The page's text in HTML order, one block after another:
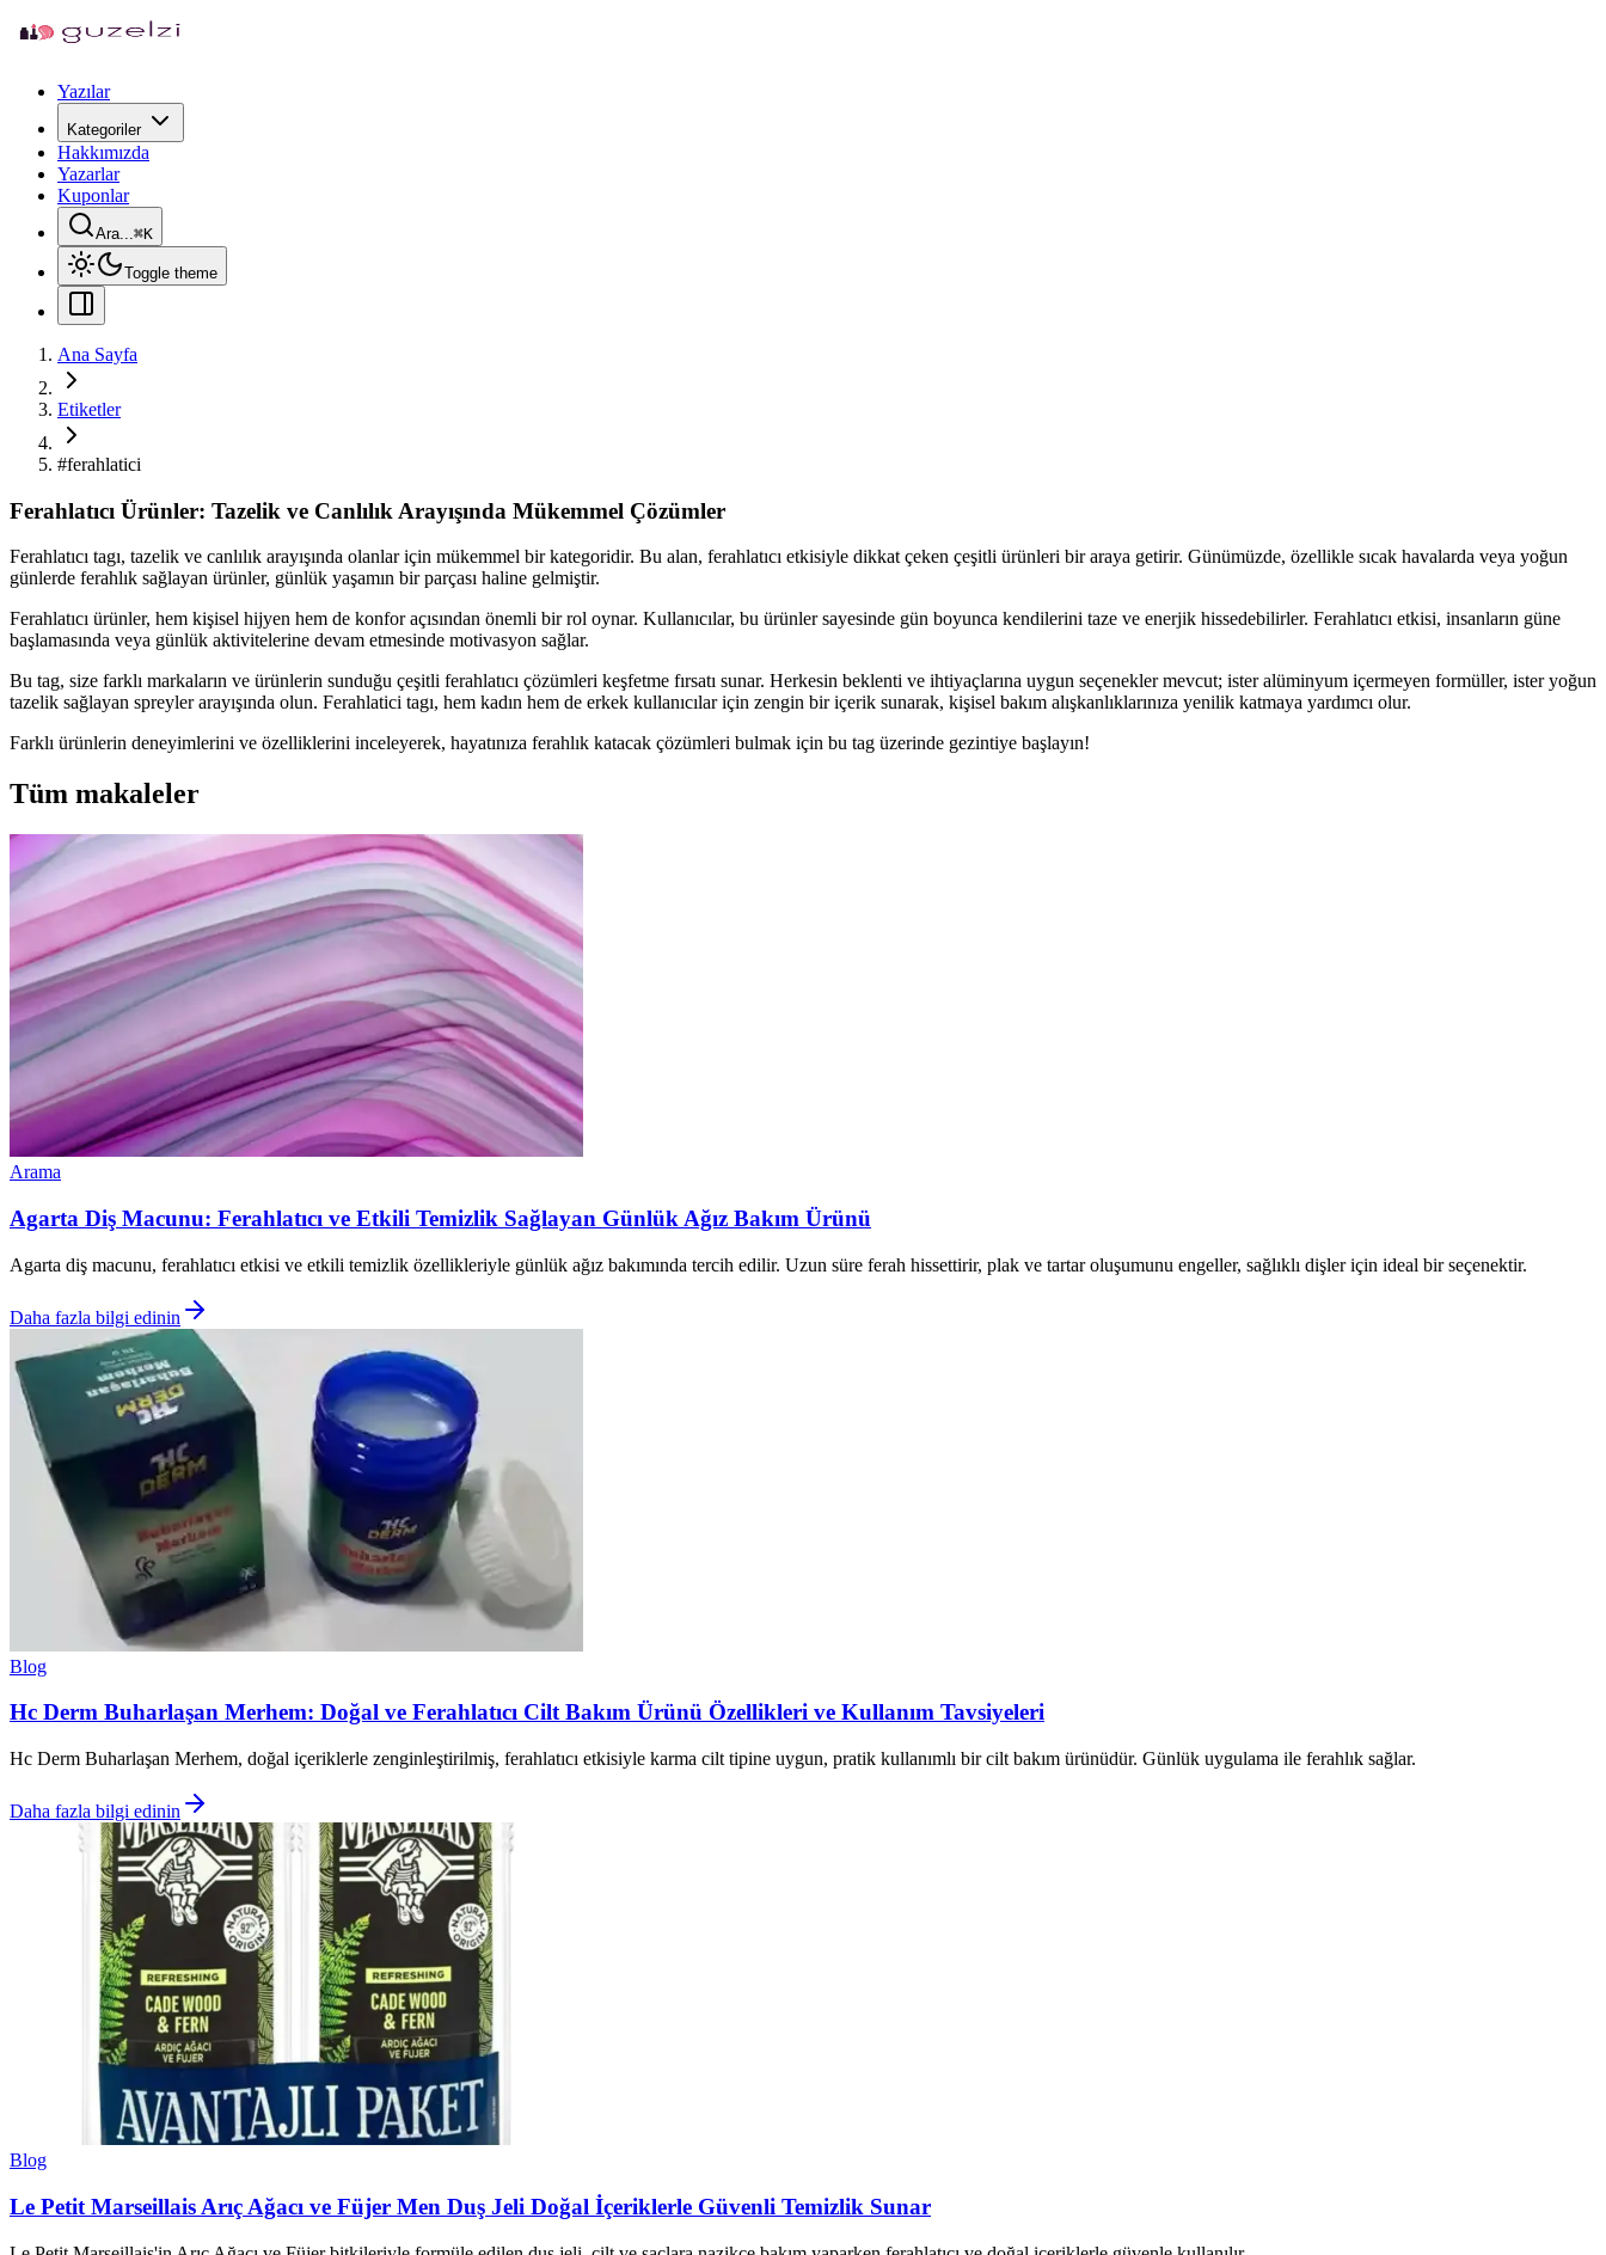
Yazılar
Kategoriler
Hakkımızda
Yazarlar
Kuponlar
Ara...⌘K
Toggle theme
Ana Sayfa
Etiketler
#ferahlatici
Ferahlatıcı Ürünler: Tazelik ve Canlılık Arayışında Mükemmel Çözümler
Ferahlatıcı tagı, tazelik ve canlılık arayışında olanlar için mükemmel bir kategoridir. Bu alan, ferahlatıcı etkisiyle dikkat çeken çeşitli ürünleri bir araya getirir. Günümüzde, özellikle sıcak havalarda veya yoğun
günlerde ferahlık sağlayan ürünler, günlük yaşamın bir parçası haline gelmiştir.
Ferahlatıcı ürünler, hem kişisel hijyen hem de konfor açısından önemli bir rol oynar. Kullanıcılar, bu ürünler sayesinde gün boyunca kendilerini taze ve enerjik hissedebilirler. Ferahlatıcı etkisi, insanların güne
başlamasında veya günlük aktivitelerine devam etmesinde motivasyon sağlar.
Bu tag, size farklı markaların ve ürünlerin sunduğu çeşitli ferahlatıcı çözümleri keşfetme fırsatı sunar. Herkesin beklenti ve ihtiyaçlarına uygun seçenekler mevcut; ister alüminyum içermeyen formüller, ister yoğun
tazelik sağlayan spreyler arayışında olun. Ferahlatici tagı, hem kadın hem de erkek kullanıcılar için zengin bir içerik sunarak, kişisel bakım alışkanlıklarınıza yenilik katmaya yardımcı olur.
Farklı ürünlerin deneyimlerini ve özelliklerini inceleyerek, hayatınıza ferahlık katacak çözümleri bulmak için bu tag üzerinde gezintiye başlayın!
Tüm makaleler
Arama
Agarta Diş Macunu: Ferahlatıcı ve Etkili Temizlik Sağlayan Günlük Ağız Bakım Ürünü
Agarta diş macunu, ferahlatıcı etkisi ve etkili temizlik özellikleriyle günlük ağız bakımında tercih edilir. Uzun süre ferah hissettirir, plak ve tartar oluşumunu engeller, sağlıklı dişler için ideal bir seçenektir.
Daha fazla bilgi edinin
Blog
Hc Derm Buharlaşan Merhem: Doğal ve Ferahlatıcı Cilt Bakım Ürünü Özellikleri ve Kullanım Tavsiyeleri
Hc Derm Buharlaşan Merhem, doğal içeriklerle zenginleştirilmiş, ferahlatıcı etkisiyle karma cilt tipine uygun, pratik kullanımlı bir cilt bakım ürünüdür. Günlük uygulama ile ferahlık sağlar.
Daha fazla bilgi edinin
Blog
Le Petit Marseillais Arıç Ağacı ve Füjer Men Duş Jeli Doğal İçeriklerle Güvenli Temizlik Sunar